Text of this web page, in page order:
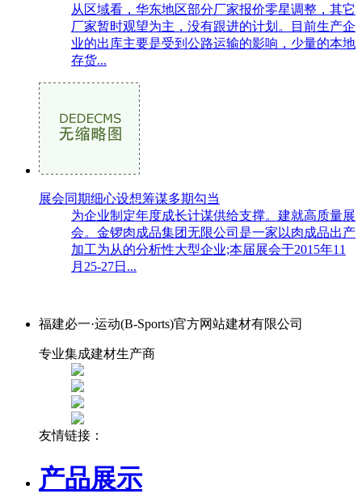
从区域看，华东地区部分厂家报价零星调整，其它
厂家暂时观望为主，没有跟进的计划。目前生产企
业的出库主要是受到公路运输的影响，少量的本地
存货...
展会同期细心设想筹谋多期勾当
为企业制定年度成长计谋供给支撑。建就高质量展
会。金锣肉成品集团无限公司是一家以肉成品出产
加工为从的分析性大型企业;本届展会于2015年11
月25-27日...
福建必一·运动(B-Sports)官方网站建材有限公司
专业集成建材生产商
友情链接：
产品展示